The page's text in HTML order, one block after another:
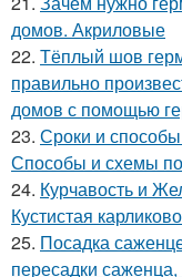
домов. Акриловые
22. Тёплый шов
правильно
домов с помощью
23. Сроки и
Способы и схемы
24. Курчавость и
Кустистая
25. Посадка
пересадки